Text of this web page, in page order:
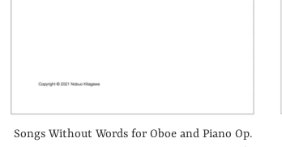
Songs Without Words for Oboe and Piano Op.